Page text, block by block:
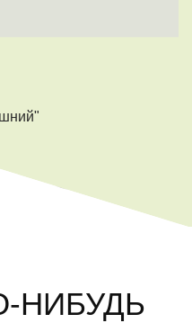
НИБУДЬ